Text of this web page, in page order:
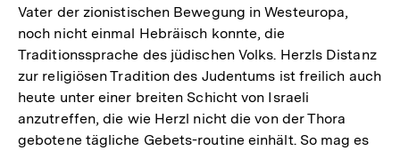
Vater der zionistischen Bewegung in Westeuropa,
noch nicht einmal Hebräisch konnte, die
Traditionssprache des jüdischen Volks. Herzls Distanz
zur religiösen Tradition des Judentums ist freilich auch
heute unter einer breiten Schicht von Israeli
anzutreffen, die wie Herzl nicht die von der Thora
gebotene tägliche Gebets-routine einhält. So mag es